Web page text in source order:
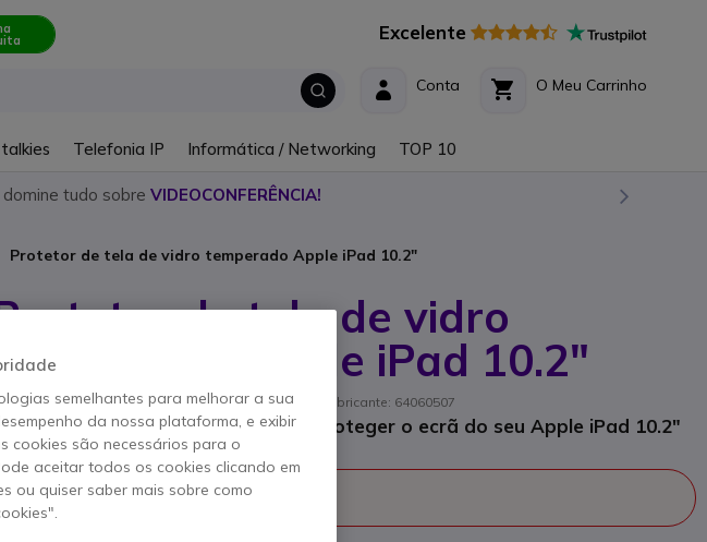
Excelente
O Meu Carrinho
Conta
Telefonia IP Informática / Networking TOP 10
domine tudo sobre VIDEOCONFERÊNCIA!
Protetor de tela de vidro temperado Apple iPad 10.2"
de tela de vidro
Apple iPad 10.2"
produto: BIKUID64060507 // Referência de fabricante: 64060507
de vidro temperado para proteger o ecrã do seu Apple iPad 10.2"
Este produto já não é fabricado
semelhantes para melhorar a sua
da nossa plataforma, e exibir
cookies são necessários para o
aceitar todos os cookies clicando em
ou quiser saber mais sobre como